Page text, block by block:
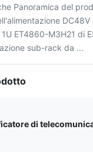
Panoramica del
ET4860-M3H21 di
sub-rack da ...
di